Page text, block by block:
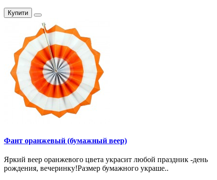
Купити
Фант оранжевый (бумажный веер)
Яркий веер оранжевого цвета украсит любой праздник -день
рождения, вечеринку!Размер бумажного украше..